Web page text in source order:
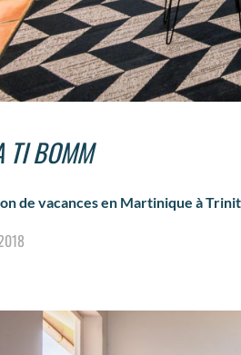
TI BOMM
de vacances en Martinique à